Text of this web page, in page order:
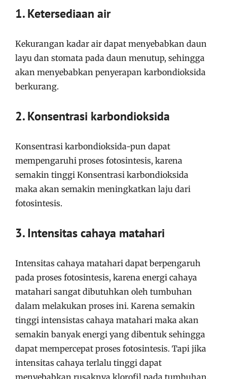
1. Ketersediaan air
Kekurangan kadar air dapat menyebabkan daun
layu dan stomata pada daun menutup, sehingga
akan menyebabkan penyerapan karbondioksida
berkurang.
2. Konsentrasi karbondioksida
Konsentrasi karbondioksida-pun dapat
mempengaruhi proses fotosintesis, karena
semakin tinggi Konsentrasi karbondioksida
maka akan semakin meningkatkan laju dari
fotosintesis.
3. Intensitas cahaya matahari
Intensitas cahaya matahari dapat berpengaruh
pada proses fotosintesis, karena energi cahaya
matahari sangat dibutuhkan oleh tumbuhan
dalam melakukan proses ini. Karena semakin
tinggi intensistas cahaya matahari maka akan
semakin banyak energi yang dibentuk sehingga
dapat mempercepat proses fotosintesis. Tapi jika
intensitas cahaya terlalu tinggi dapat
menyebabkan rusaknya klorofil pada tumbuhan.